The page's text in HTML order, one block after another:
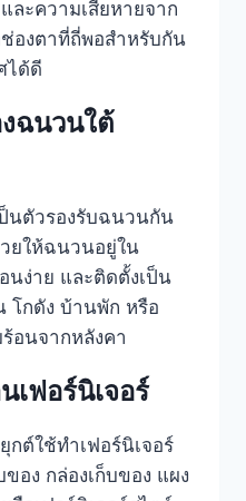
ละความเสียหายจาก
ช่องตาที่ถี่พอสำหรับกัน
ได้ดี
ฉนวนใต้
นตัวรองรับฉนวนกัน
ยให้ฉนวนอยู่ใน
นง่าย และติดตั้งเป็น
โกดัง บ้านพัก หรือ
อนจากหลังคา
เฟอร์นิเจอร์
กต์ใช้ทำเฟอร์นิเจอร์
อง กล่องเก็บของ แผง